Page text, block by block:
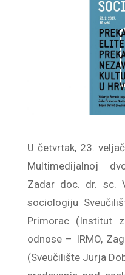
U četvrtak, 23.
Multimedijalnoj
Zadar doc. dr. sc.
sociologiju
Primorac (Institut
odnose – IRMO,
(Sveučilište Jurja